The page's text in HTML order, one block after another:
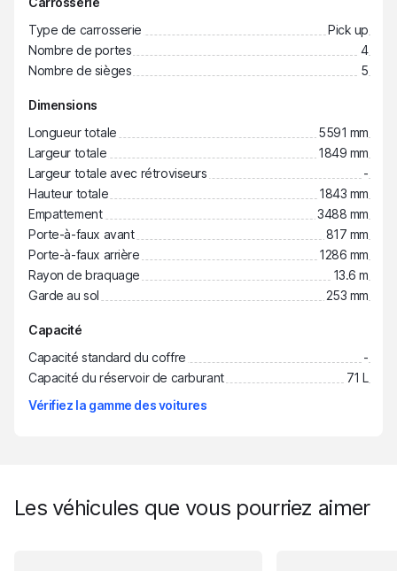
Type de carrosserie
Pick up
Nombre de portes
4
Nombre de sièges
5
Dimensions
Longueur totale
5591 mm
Largeur totale
1849 mm
Largeur totale avec rétroviseurs
-
Hauteur totale
1843 mm
Empattement
3488 mm
Porte-à-faux avant
817 mm
Porte-à-faux arrière
1286 mm
Rayon de braquage
13.6 m
Garde au sol
253 mm
Capacité
Capacité standard du coffre
-
Capacité du réservoir de carburant
71 L
Vérifiez la gamme des voitures
Les véhicules que vous pourriez aimer